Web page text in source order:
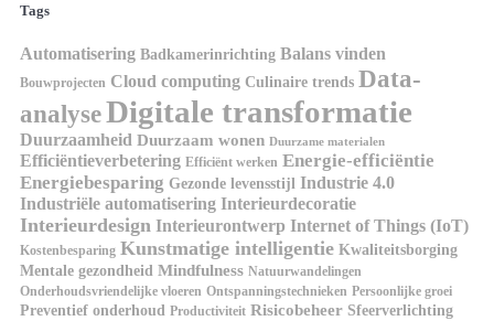
Tags
Automatisering Badkamerinrichting Balans vinden
Bouwprojecten Cloud computing Culinaire trends Data-
analyseDigitale transformatie
Duurzaamheid Duurzaam wonen Duurzame materialen
Efficiëntieverbetering Efficiënt werken Energie-efficiëntie
Energiebesparing Gezonde levensstijl Industrie 4.0
Industriële automatisering Interieurdecoratie
Interieurdesign Interieurontwerp Internet of Things (IoT)
Kostenbesparing Kunstmatige intelligentie Kwaliteitsborging
Mentale gezondheid Mindfulness Natuurwandelingen
Onderhoudsvriendelijke vloeren Ontspanningstechnieken Persoonlijke groei
Preventief onderhoud Productiviteit Risicobeheer Sfeerverlichting